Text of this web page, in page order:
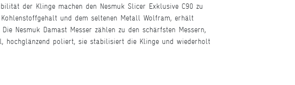
der Klinge machen den Nesmuk Slicer Exklusive C90 zu
und dem seltenen Metall Wolfram, erhält
Nesmuk Damast Messer zählen zu den schärfsten Messern,
hochglänzend poliert, sie stabilisiert die Klinge und wiederholt